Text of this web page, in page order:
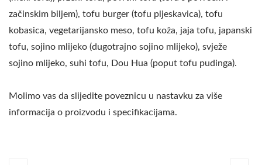
začinskim biljem), tofu burger (tofu pljeskavica), tofu
kobasica, vegetarijansko meso, tofu koža, jaja tofu, japanski
tofu, sojino mlijeko (dugotrajno sojino mlijeko), svježe
sojino mlijeko, suhi tofu, Dou Hua (poput tofu pudinga).
Molimo vas da slijedite poveznicu u nastavku za više
informacija o proizvodu i specifikacijama.